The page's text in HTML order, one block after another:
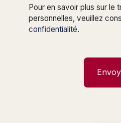
Pour en savoir plus sur le
personnelles, veuillez
confidentialité.